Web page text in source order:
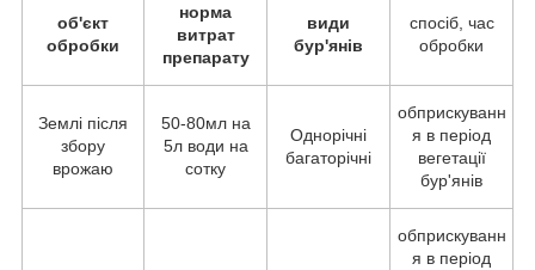
об'єкт
обробки
норма
витрат
препарату
види
бур'янів
спосіб, час
обробки
Землі після
збору
врожаю
50-80мл на
5л води на
сотку
Однорічні
багаторічні
обприскуванн
я в період
вегетації
бур'янів
обприскуванн
я в період